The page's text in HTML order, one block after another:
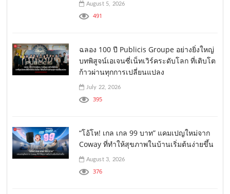
August 5, 2026
491
ฉลอง 100 ปี Publicis Groupe อย่างยิ่งใหญ่
บทพิสูจน์เอเจนซี่เน็ทเวิร์คระดับโลก ที่เติบโต
ก้าวผ่านทุกการเปลี่ยนแปลง
July 22, 2026
395
“โอ้โห! เกล เกล 99 บาท” แคมเปญใหม่จาก
Coway ที่ทำให้สุขภาพในบ้านเริ่มต้นง่ายขึ้น
August 3, 2026
376